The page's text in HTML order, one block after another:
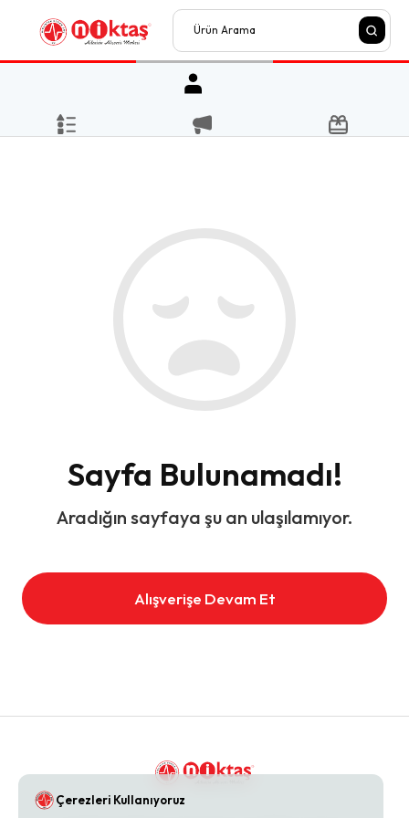
Sayfa Bulunamadı!
Aradığın sayfaya şu an ulaşılamıyor.
Alışverişe Devam Et
Çerezleri Kullanıyoruz